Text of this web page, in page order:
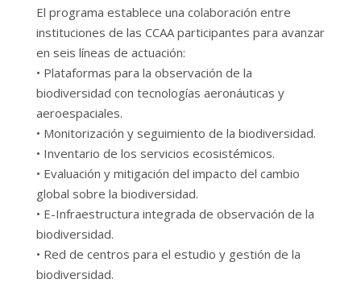
El programa establece una colaboración entre
instituciones de las CCAA participantes para avanzar
en seis líneas de actuación:
• Plataformas para la observación de la
biodiversidad con tecnologías aeronáuticas y
aeroespaciales.
• Monitorización y seguimiento de la biodiversidad.
• Inventario de los servicios ecosistémicos.
• Evaluación y mitigación del impacto del cambio
global sobre la biodiversidad.
• E-Infraestructura integrada de observación de la
biodiversidad.
• Red de centros para el estudio y gestión de la
biodiversidad.